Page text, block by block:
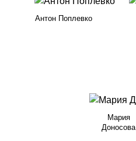
Антон Поплевко
Мария
Доносова